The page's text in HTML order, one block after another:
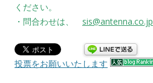
ください。
・問合わせは、 sis@antenna.co.jp
投票をお願いいたします